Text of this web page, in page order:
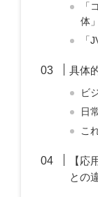
「
体
「
具体
ビ
日
こ
【応
との